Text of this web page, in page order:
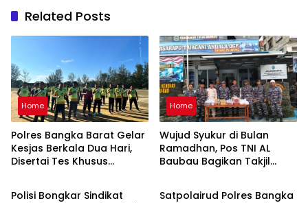
Related Posts
Home
Polres Bangka Barat Gelar
Kesjas Berkala Dua Hari,
Disertai Tes Khusus
Home
Wujud Syukur di Bulan
Ramadhan, Pos TNI AL
Baubau Bagikan Takjil
Home
Polisi Bongkar Sindikat
Daerah
Satpolairud Polres Bangka